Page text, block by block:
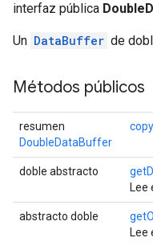
interfaz pública
Un DataBuffer de
Métodos públicos
resumen
DoubleDataBuffer
doble abstracto
Lee
abstracto doble
Lee